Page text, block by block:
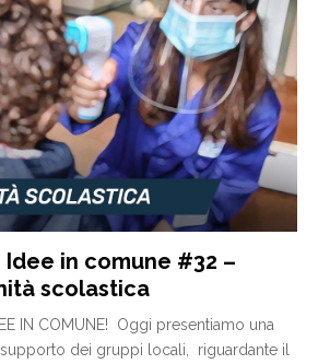
in comune #32 –
scolastica
IN COMUNE! Oggi presentiamo una
dei gruppi locali, riguardante il